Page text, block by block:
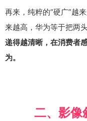
再来，纯粹的“硬广”越
来越高，华为等于把两
递得越清晰，在消费者
为。
二、影像